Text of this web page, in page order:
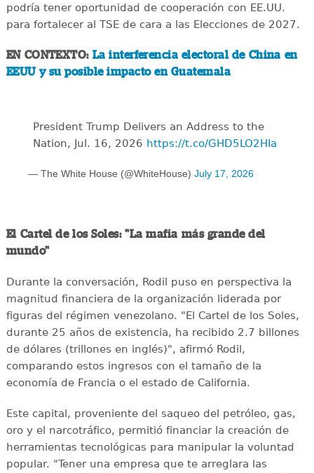
podría tener oportunidad de cooperación con EE.UU.
para fortalecer al TSE de cara a las Elecciones de 2027.
EN CONTEXTO:La interferencia electoral de China en
EEUU y su posible impacto en Guatemala
President Trump Delivers an Address to the
Nation, Jul. 16, 2026 https://t.co/GHD5LO2HIa
— The White House (@WhiteHouse) July 17, 2026
El Cartel de los Soles: "La mafia más grande del
mundo"
Durante la conversación, Rodil puso en perspectiva la
magnitud financiera de la organización liderada por
figuras del régimen venezolano. "El Cartel de los Soles,
durante 25 años de existencia, ha recibido 2.7 billones
de dólares (trillones en inglés)", afirmó Rodil,
comparando estos ingresos con el tamaño de la
economía de Francia o el estado de California.
Este capital, proveniente del saqueo del petróleo, gas,
oro y el narcotráfico, permitió financiar la creación de
herramientas tecnológicas para manipular la voluntad
popular. "Tener una empresa que te arreglara las